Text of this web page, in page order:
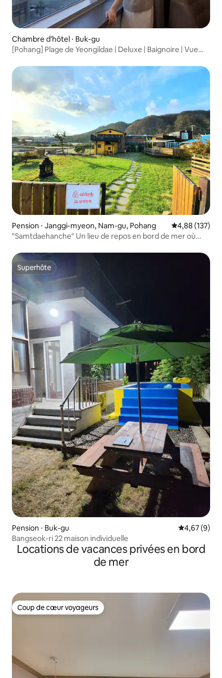
Chambre d'hôtel ⋅ Buk-gu
[Pohang] Plage de Yeongildae | Deluxe | Baignoire | Vue
gamme
Pension ⋅ Janggi-myeon, Nam-gu, Pohang Évaluation
4,88 (137)
"Samtdaehanche" Un lieu de repos en bord de mer où
une maison privée
Superhôte
Superhôte
Pension ⋅ Buk-gu Évaluation
4,67 (9)
Bangseok-ri 22 maison individuelle
Locations de vacances privées en bord
de mer
Coup de cœur voyageurs
Coup de cœur voyageurs